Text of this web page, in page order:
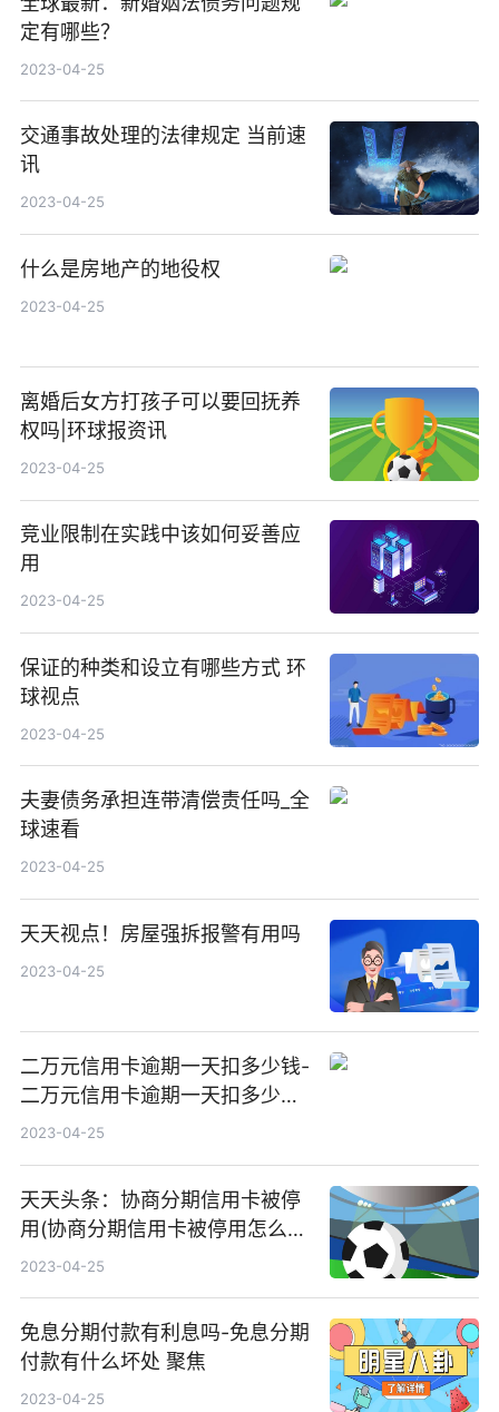
定有哪些？
2023-04-25
交通事故处理的法律规定 当前速
讯
2023-04-25
什么是房地产的地役权
2023-04-25
离婚后女方打孩子可以要回抚养
权吗|环球报资讯
2023-04-25
竞业限制在实践中该如何妥善应
用
2023-04-25
保证的种类和设立有哪些方式 环
球视点
2023-04-25
夫妻债务承担连带清偿责任吗_全
球速看
2023-04-25
天天视点！房屋强拆报警有用吗
2023-04-25
二万元信用卡逾期一天扣多少钱-
二万元信用卡逾期一天扣多少钱
利息 当前滚动
2023-04-25
天天头条：协商分期信用卡被停
用(协商分期信用卡被停用怎么
办)
2023-04-25
免息分期付款有利息吗-免息分期
付款有什么坏处 聚焦
2023-04-25